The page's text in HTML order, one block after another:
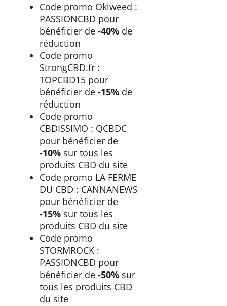
Code promo Okiweed :
PASSIONCBD pour
bénéficier de -40% de
réduction
Code promo
StrongCBD.fr :
TOPCBD15 pour
bénéficier de -15% de
réduction
Code promo
CBDISSIMO : QCBDC
pour bénéficier de
-10% sur tous les
produits CBD du site
Code promo LA FERME
DU CBD : CANNANEWS
pour bénéficier de
-15% sur tous les
produits CBD du site
Code promo
STORMROCK :
PASSIONCBD pour
bénéficier de -50% sur
tous les produits CBD
du site